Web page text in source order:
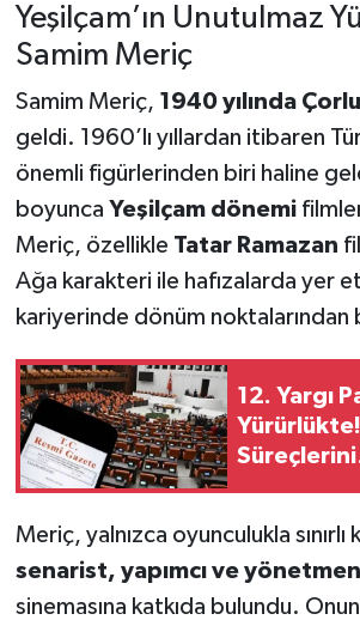
Yeşilçam’ın Unutulmaz
Samim Meriç
Samim Meriç, 1940 yılında
geldi. 1960’lı yıllardan itibaren
önemli figürlerinden biri haline
boyunca Yeşilçam dönemi
Meriç, özellikle Tatar Ramazan
Ağa karakteri ile hafızalarda yer
kariyerinde dönüm noktalarından
12. Yargı
Yürürlükte!
Süreçlerini
Açıklandı
Meriç, yalnızca oyunculukla sınırlı
senarist, yapımcı ve yönetmen
sinemasına katkıda bulundu.